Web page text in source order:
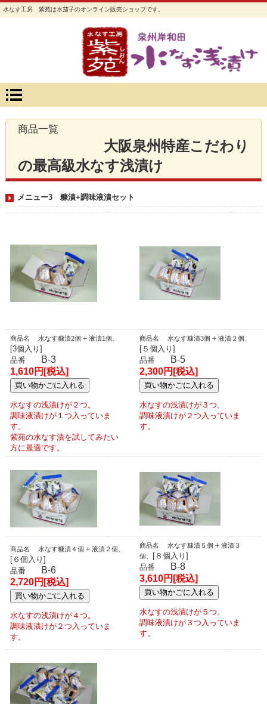
水なす工房 紫苑は水茄子のオンライン販売ショップです。
商品一覧
大阪泉州特産こだわり
の最高級水なす浅漬け
メニュー3 糠漬+調味液漬セット
商品名 水なす糠漬2個 ＋ 液漬1個、
[3個入り]
品番
B-3
1,610円[税込]
水なすの浅漬けが２つ。
調味液漬けが１つ入っていま
す。
紫苑の水なす漬を試してみたい
方に最適です。
商品名 水なす糠漬3個 ＋ 液漬２個、
[５個入り]
品番
B-5
2,300円[税込]
水なすの浅漬けが３つ。
調味液漬けが２つ入っていま
す。
商品名 水なす糠漬４個 ＋ 液漬２個、
[６個入り]
品番
B-6
2,720円[税込]
水なすの浅漬けが４つ。
調味液漬けが２つ入っていま
す。
商品名 水なす糠漬５個 ＋ 液漬３
個、
[８個入り]
品番
B-8
3,610円[税込]
水なすの浅漬けが５つ。
調味液漬けが３つ入っていま
す。